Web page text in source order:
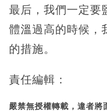
最后，我們一定要
體溫過高的時候，
的措施。
責任編輯：
嚴禁無授權轉載，違者將